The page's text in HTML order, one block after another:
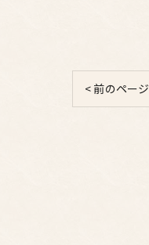
< 前のページ